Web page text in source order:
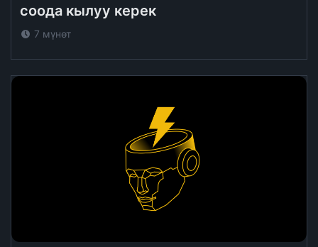
соода кылуу керек
7 мүнөт